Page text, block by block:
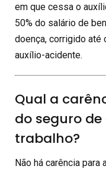
em que cessa o
50% do salário de
doença, corrigido até
auxílio-acidente.
Qual a
do seguro
trabalho?
Não há carência